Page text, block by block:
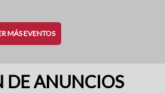
MÁS EVENTOS
DE ANUNCIOS